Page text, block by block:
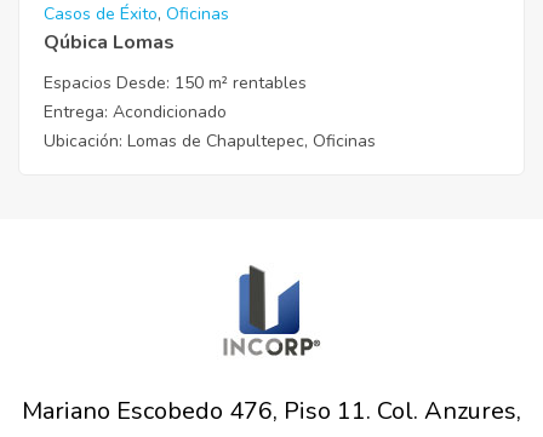
Casos de Éxito, Oficinas
Qúbica Lomas
Espacios Desde: 150 m² rentables
Entrega: Acondicionado
Ubicación: Lomas de Chapultepec, Oficinas
Mariano Escobedo 476, Piso 11. Col. Anzures,